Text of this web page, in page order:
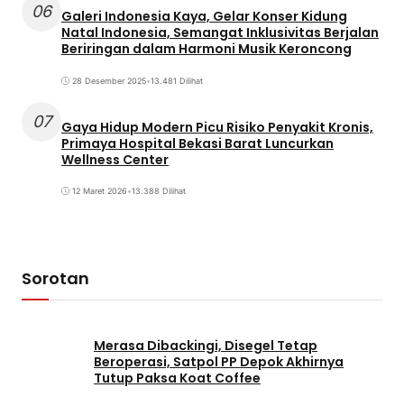
06 Galeri Indonesia Kaya, Gelar Konser Kidung
Natal Indonesia, Semangat Inklusivitas Berjalan
Beriringan dalam Harmoni Musik Keroncong
28 Desember 2025•13.481 Dilihat
07
Gaya Hidup Modern Picu Risiko Penyakit Kronis,
Primaya Hospital Bekasi Barat Luncurkan
Wellness Center
12 Maret 2026•13.388 Dilihat
Sorotan
Merasa Dibackingi, Disegel Tetap
Beroperasi, Satpol PP Depok Akhirnya
Tutup Paksa Koat Coffee